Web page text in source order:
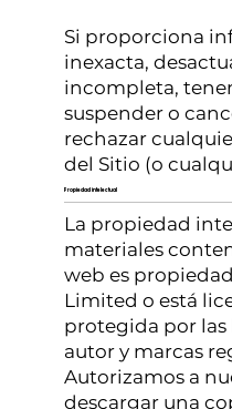
Si proporciona
inexacta,
incompleta,
suspender o
rechazar
del Sitio (o
Propiedad intelectual
La propiedad
materiales
web es
Limited o está
protegida por las
autor y marcas
Autorizamos a
descargar una